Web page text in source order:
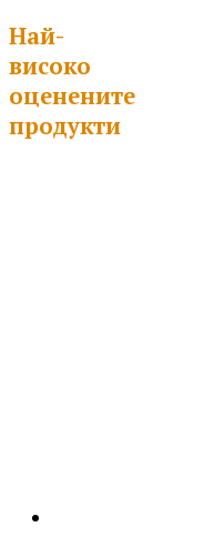
Най-
високо
оценените
продукти